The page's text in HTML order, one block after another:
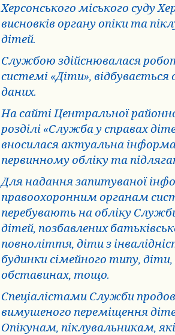
Херсонського міського суду
висновків органу опіки та
дітей.
Службою здійснювалася
системі «Діти»,
даних.
На сайті Центральної
розділі «Служба у справах
вносилася актуальна
первинному обліку та
Для надання запитуваної
правоохоронним органам
перебувають на обліку
дітей, позбавлених
повноліття, діти з
будинки сімейного типу,
обставинах, тощо.
Спеціалістами Служби
вимушеного переміщення
Опікунам, піклувальникам,